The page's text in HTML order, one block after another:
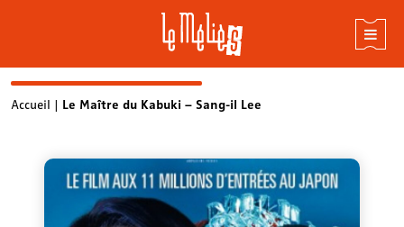
SkipAccueil | Le Maître du Kabuki – Sang-il Lee